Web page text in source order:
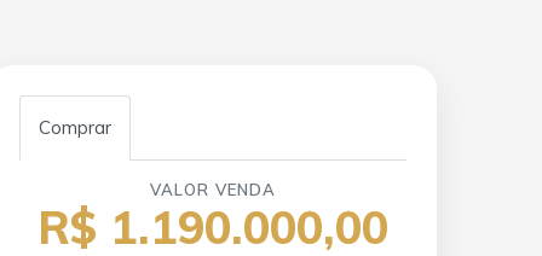
Comprar
VALOR VENDA
R$ 1.190.000,00